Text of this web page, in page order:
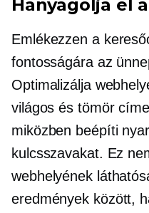
Hanyagolja el
Emlékezzen a
fontosságára az
Optimalizálja
világos és tömör
miközben beépíti
kulcsszavakat. Ez
webhelyének
eredmények között,